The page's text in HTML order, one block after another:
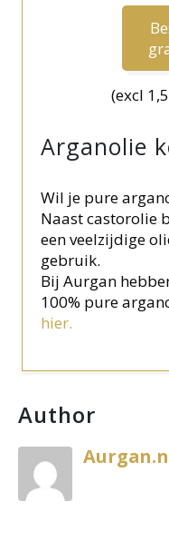
(excl
Arganolie
Wil je pure
Naast castorolie
een veelzijdige
gebruik.
Bij Aurgan
100% pure
hier.
Author